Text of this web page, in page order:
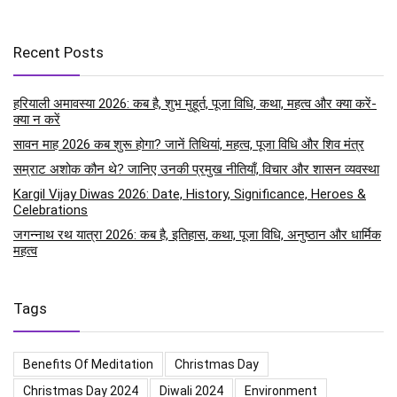
Recent Posts
हरियाली अमावस्या 2026: कब है, शुभ मुहूर्त, पूजा विधि, कथा, महत्व और क्या करें-
क्या न करें
सावन माह 2026 कब शुरू होगा? जानें तिथियां, महत्व, पूजा विधि और शिव मंत्र
सम्राट अशोक कौन थे? जानिए उनकी प्रमुख नीतियाँ, विचार और शासन व्यवस्था
Kargil Vijay Diwas 2026: Date, History, Significance, Heroes &
Celebrations
जगन्नाथ रथ यात्रा 2026: कब है, इतिहास, कथा, पूजा विधि, अनुष्ठान और धार्मिक
महत्व
Tags
Benefits Of Meditation
Christmas Day
Christmas Day 2024
Diwali 2024 Environment